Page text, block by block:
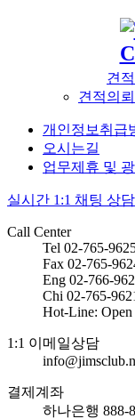
견
견적의뢰
개인정보취급
오시는길
업무제휴 및
실시간 1:1 채팅 상담
Call Center
Tel 02-765-
Fax 02-765-
Eng 02-766-
Chi 02-765-
Hot-Line: Open
1:1 이메일상담
결제계좌
하나은행 888-